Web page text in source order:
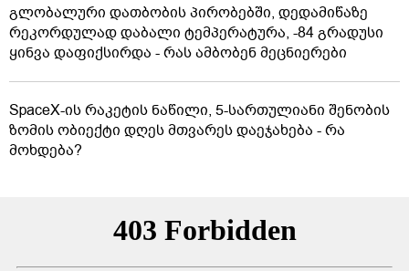
გლობალური დათბობის პირობებში, დედამიწაზე
რეკორდულად დაბალი ტემპერატურა, -84 გრადუსი
ყინვა დაფიქსირდა - რას ამბობენ მეცნიერები
SpaceX-ის რაკეტის ნაწილი, 5-სართულიანი შენობის
ზომის ობიექტი დღეს მთვარეს დაეჯახება - რა
მოხდება?